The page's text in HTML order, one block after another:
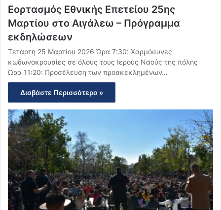
Εορτασμός Εθνικής Επετείου 25ης
Μαρτίου στο Αιγάλεω – Πρόγραμμα
εκδηλώσεων
Τετάρτη 25 Μαρτίου 2026 Ώρα 7:30: Χαρμόσυνες
κωδωνοκρουσίες σε όλους τους Ιερούς Ναούς της πόλης
Ώρα 11:20: Προσέλευση των προσκεκλημένων…
Διαβάστε Περισσότερα »